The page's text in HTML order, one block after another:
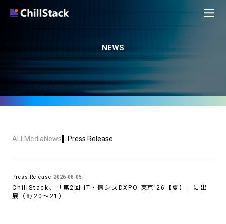
NEWS
ALL MediaNews Press Release
Press Release 2026-08-05
ChillStack、「第2回 IT・情シスDXPO 東京’26【夏】」に出
展（8/20〜21）